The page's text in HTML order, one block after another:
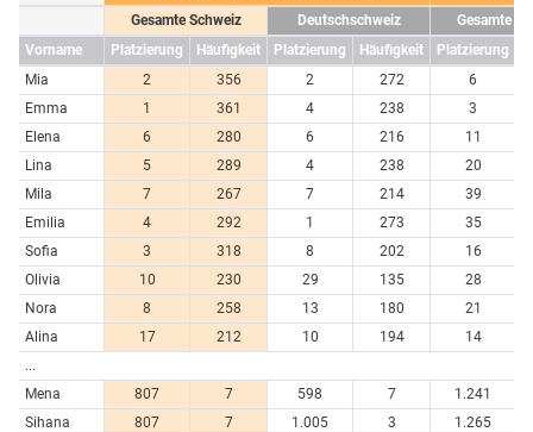
Gesamte Schweiz
Deutschschweiz
Gesamte
Vorname
Platzierung Häufigkeit Platzierung Häufigkeit Platzierung
Mia
2 356 2 272
6
Emma
1 361 4 238
3
Elena
6 280 6 216
11
Lina
5 289 4 238
20
Mila
7 267 7 214
39
Emilia
4 292 1 273
35
Sofia
3 318 8 202
16
Olivia
10 230 29 135
28
Nora
8 258 13 180
21
Alina
17 212 10 194
14
...
Mena
807 7 598 7
1.241
Sihana
807 7 1.005 3
1.265